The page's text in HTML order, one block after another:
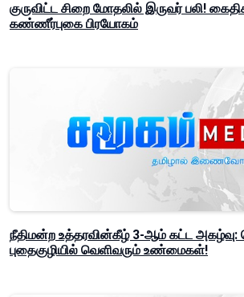
குருவிட்ட சிறை மோதலில் இருவர் பலி!
கண்ணீர்புகை பிரயோகம்
நீதிமன்ற உத்தரவின்கீழ் 3-ஆம் கட்ட
புதைகுழியில் வெளிவரும் உண்மைகள்!